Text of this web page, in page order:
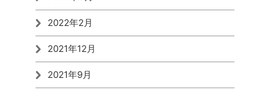
2022年2月
2021年12月
2021年9月